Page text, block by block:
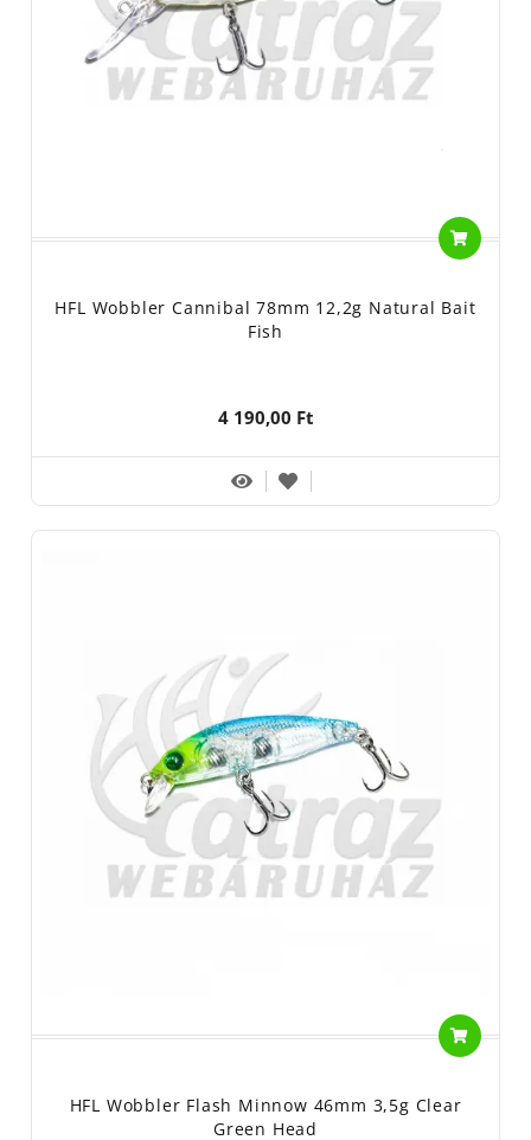
HFL Wobbler Cannibal 78mm 12,2g Natural Bait
Fish
4 190,00 Ft
HFL Wobbler Flash Minnow 46mm 3,5g Clear
Green Head